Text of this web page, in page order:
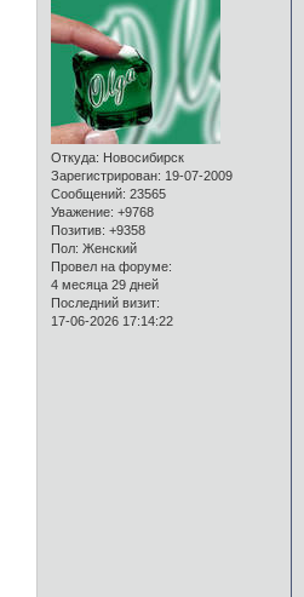
Откуда: Новосибирск
Зарегистрирован: 19-07-2009
Сообщений: 23565
Уважение: +9768
Позитив: +9358
Пол: Женский
Провел на форуме:
4 месяца 29 дней
Последний визит:
17-06-2026 17:14:22